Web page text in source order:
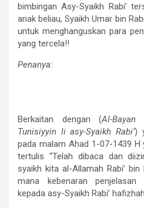
bimbingan Asy-Syaikh Rabi’
anak beliau, Syaikh Umar bin
untuk menghanguskan para
yang tercela!!
Penanya:
Berkaitan dengan (Al-
Tunisiyyin li asy-Syaikh Rabi’)
pada malam Ahad 1-07-1439 H
tertulis “Telah dibaca dan
syaikh kita al-Allamah Rabi’ bin
mana kebenaran penjelasan
kepada asy-Syaikh Rabi’